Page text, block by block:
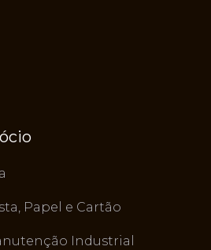
Papel e Cartão
Industrial